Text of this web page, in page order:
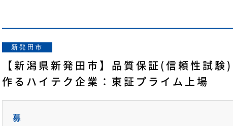
新発田市
【新潟県新発田市】品質保証(信頼性試験
作るハイテク企業：東証プライム上場
募